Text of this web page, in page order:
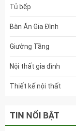
Tủ bếp
Bàn Ăn Gia Đình
Giường Tầng
Nội thất gia đình
Thiết kế nội thất
TIN NỔI BẬT